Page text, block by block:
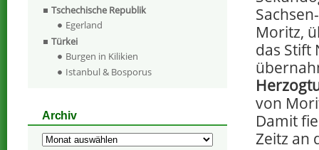
Moritz,
das Stift
von
Damit
Zeitz an
Tschechische Republik
Egerland
Türkei
Burgen in Kilikien
Istanbul & Bosporus
Archiv
Archiv